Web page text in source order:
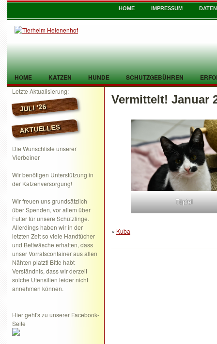
HOME IMPRESSUM
HOME KATZEN HUNDE SCHUTZGEBÜHREN
TIER GEFUNDEN KONTAKT
Letzte Aktualisierung:
JULI ’26
AKTUELLES
Die Wunschliste unserer
Vierbeiner
Wir benötigen Unterstützung in
der Katzenversorgung!
Wir freuen uns grundsätzlich
über Spenden, vor allem über
Futter für unsere Schützlinge.
Allerdings haben wir in der
letzten Zeit so viele Handtücher
und Bettwäsche erhalten, dass
unser Vorratscontainer aus allen
Nähten platzt! Bitte habt
Verständnis, dass wir derzeit
solche Utensilien leider nicht
annehmen können.
Hier geht's zu unserer Facebook-
Seite
Vermittelt! Januar
Tüpfel
« Kuba